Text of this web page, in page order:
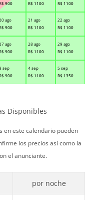
900
R$ 1100
R$ 1100
ago
900
21 ago
R$ 1100
22 ago
R$ 1100
ago
900
28 ago
R$ 1100
29 ago
R$ 1100
sep
900
4 sep
R$ 1100
5 sep
R$ 1350
Disponibles
en este calendario pueden
los precios así como la
el anunciante.
por noche